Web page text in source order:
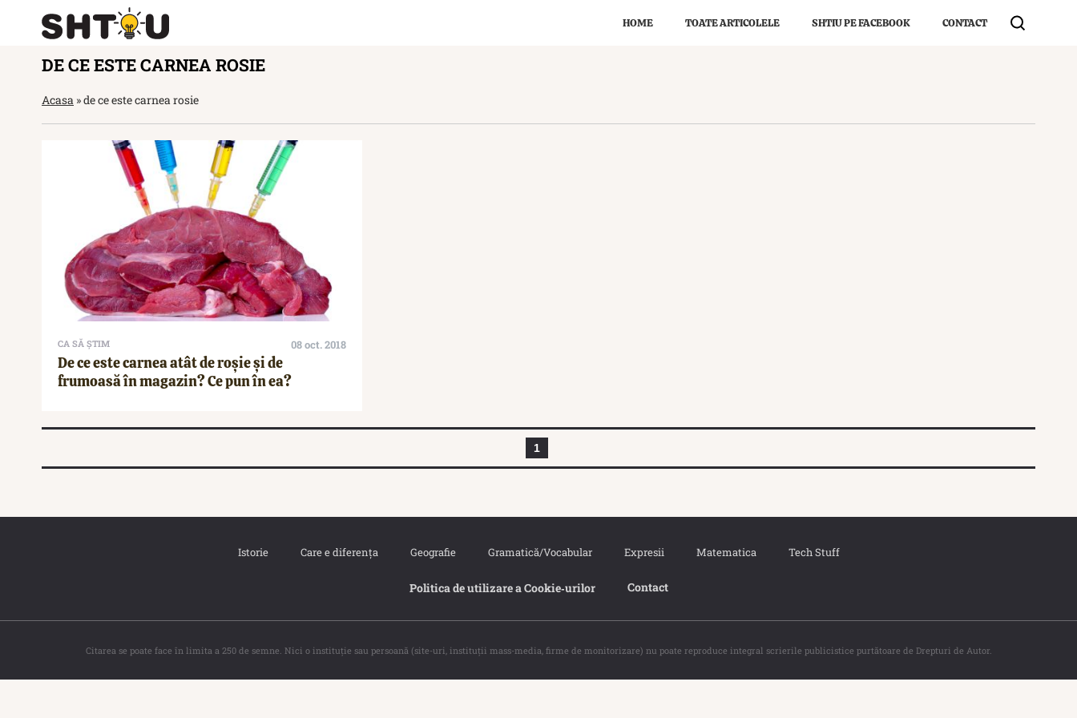
HOME TOATE ARTICOLELE SHTIU PE FACEBOOK CONTACT
DE CE ESTE CARNEA ROSIE
Acasa »de ce este carnea rosie
CA SĂ ȘTIM 08 oct. 2018
De ce este carnea atât de roșie și de
frumoasă în magazin? Ce pun în ea?
1
Istorie Care e diferența Geografie Gramatică/Vocabular Expresii Matematica Tech Stuff
Politica de utilizare a Cookie‐urilor Contact
Citarea se poate face în limita a 250 de semne. Nici o instituţie sau persoană (site-uri, instituţii mass-media, firme de monitorizare) nu poate reproduce integral scrierile publicistice purtătoare de Drepturi de Autor.